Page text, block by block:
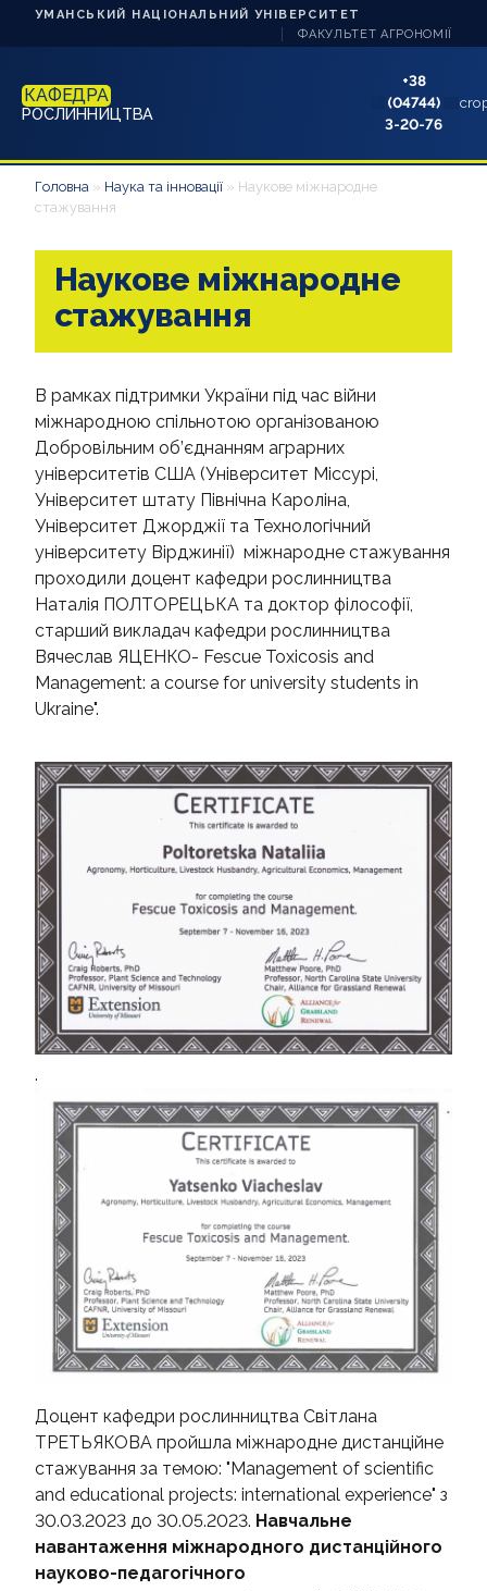
УМАНСЬКИЙ НАЦІОНАЛЬНИЙ УНІВЕРСИТЕТ
ФАКУЛЬТЕТ АГРОНОМІЇ
КАФЕДРА
РОСЛИННИЦТВА
+38
(04744)
3-20-76
ПРО КАФЕДРУ
АБІТУРІЄНТУ
НАУКА ТА ІННОВАЦІЇ
3D-ТУР КАФЕДРОЮ РОСЛИННИЦТВА УНУ
НОВИНИ
Головна » Наука та інновації » Наукове міжнародне
стажування
Наукове міжнародне
стажування
В рамках підтримки України під час війни
міжнародною спільнотою організованою
Добровільним об’єднанням аграрних
університетів США (Університет Міссурі,
Університет штату Північна Кароліна,
Університет Джорджії та Технологічний
університету Вірджинії) міжнародне стажування
проходили доцент кафедри рослинництва
Наталія ПОЛТОРЕЦЬКА та доктор філософії,
старший викладач кафедри рослинництва
Вячеслав ЯЦЕНКО- Fescue Toxicosis and
Management: a course for university students in
Ukraine".
.
Доцент кафедри рослинництва Світлана
ТРЕТЬЯКОВА пройшла міжнародне дистанційне
стажування за темою: "Management of scientific
and educational projects: international experience" з
30.03.2023 до 30.05.2023. Навчальне
навантаження міжнародного дистанційного
науково-педагогічного